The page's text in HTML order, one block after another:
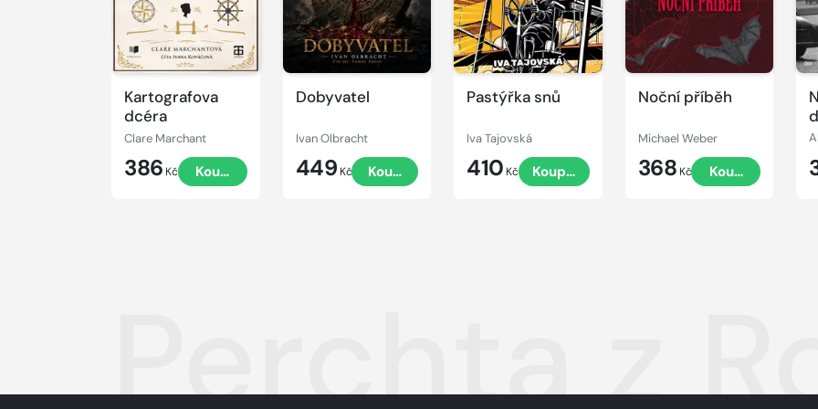
Kartografova
dcéra
Clare Marchant
386 Kč Koupit
Dobyvatel
Ivan Olbracht
449 Kč Koupit
Pastýřka snů
Iva Tajovská
410 Kč Koupit
Noční příběh
Michael Weber
368 Kč Koupit
Perchta z